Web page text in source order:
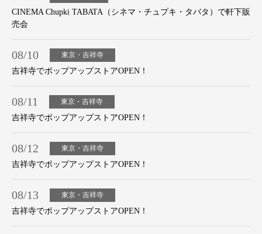
CINEMA Chupki TABATA（シネマ・チュプキ・タバタ）で軒下販
売会
08/10 東京・吉祥寺
吉祥寺でポップアップストアOPEN！
08/11 東京・吉祥寺
吉祥寺でポップアップストアOPEN！
08/12 東京・吉祥寺
吉祥寺でポップアップストアOPEN！
08/13 東京・吉祥寺
吉祥寺でポップアップストアOPEN！